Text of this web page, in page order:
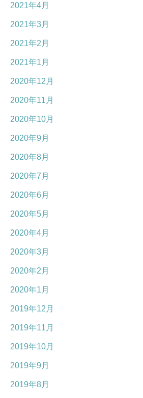
2021年4月
2021年3月
2021年2月
2021年1月
2020年12月
2020年11月
2020年10月
2020年9月
2020年8月
2020年7月
2020年6月
2020年5月
2020年4月
2020年3月
2020年2月
2020年1月
2019年12月
2019年11月
2019年10月
2019年9月
2019年8月